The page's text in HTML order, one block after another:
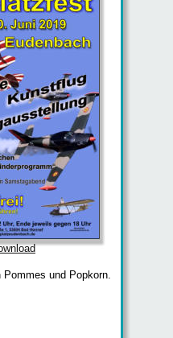
und Popkorn.